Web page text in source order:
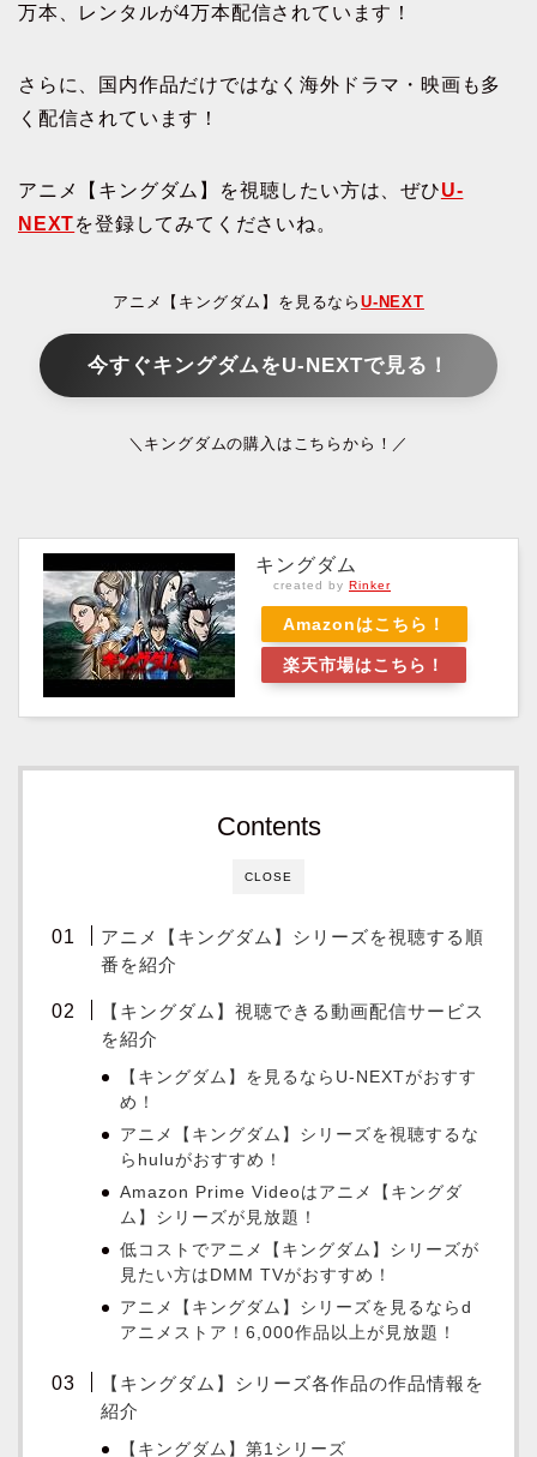
万本、レンタルが4万本配信されています！
さらに、国内作品だけではなく海外ドラマ・映画も多
く配信されています！
アニメ【キングダム】を視聴したい方は、ぜひU-
NEXTを登録してみてくださいね。
アニメ【キングダム】を見るならU-NEXT
今すぐキングダムをU-NEXTで見る！
＼キングダムの購入はこちらから！／
キングダム
created by Rinker
Amazonはこちら！
楽天市場はこちら！
CLOSE
Contents
アニメ【キングダム】シリーズを視聴する順
番を紹介
【キングダム】視聴できる動画配信サービス
を紹介
【キングダム】を見るならU-NEXTがおすす
め！
アニメ【キングダム】シリーズを視聴するな
らhuluがおすすめ！
Amazon Prime Videoはアニメ【キングダ
ム】シリーズが見放題！
低コストでアニメ【キングダム】シリーズが
見たい方はDMM TVがおすすめ！
アニメ【キングダム】シリーズを見るならd
アニメストア！6,000作品以上が見放題！
【キングダム】シリーズ各作品の作品情報を
紹介
【キングダム】第1シリーズ